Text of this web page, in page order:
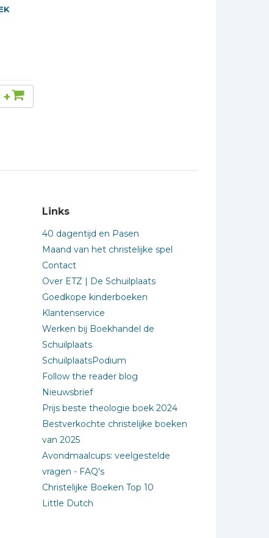
+
Links
40 dagentijd en Pasen
Maand van het christelijke spel
Contact
Over ETZ | De Schuilplaats
Goedkope kinderboeken
Klantenservice
Werken bij Boekhandel de
Schuilplaats
SchuilplaatsPodium
Follow the reader blog
Nieuwsbrief
Prijs beste theologie boek 2024
Bestverkochte christelijke boeken
van 2025
Avondmaalcups: veelgestelde
vragen - FAQ's
Christelijke Boeken Top 10
Little Dutch